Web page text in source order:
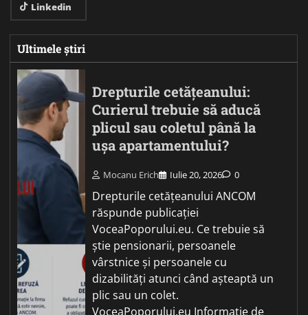
Linkedin
Ultimele știri
Drepturile cetățeanului:
Curierul trebuie să aducă
plicul sau coletul până la
ușa apartamentului?
Mocanu Erich Iulie 20, 2026 0
Drepturile cetățeanului ANCOM
răspunde publicației
VoceaPoporului.eu. Ce trebuie să
știe pensionarii, persoanele
vârstnice și persoanele cu
dizabilități atunci când așteaptă un
plic sau un colet.
VoceaPoporului.eu Informație de